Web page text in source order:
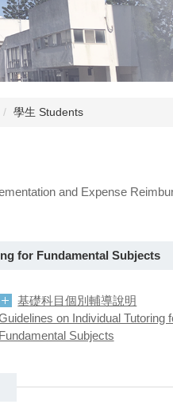
學生 Students
and Expense
for Fundamental Subjects
基礎科目個別輔導說明
on Individual Tutoring
Fundamental Subjects